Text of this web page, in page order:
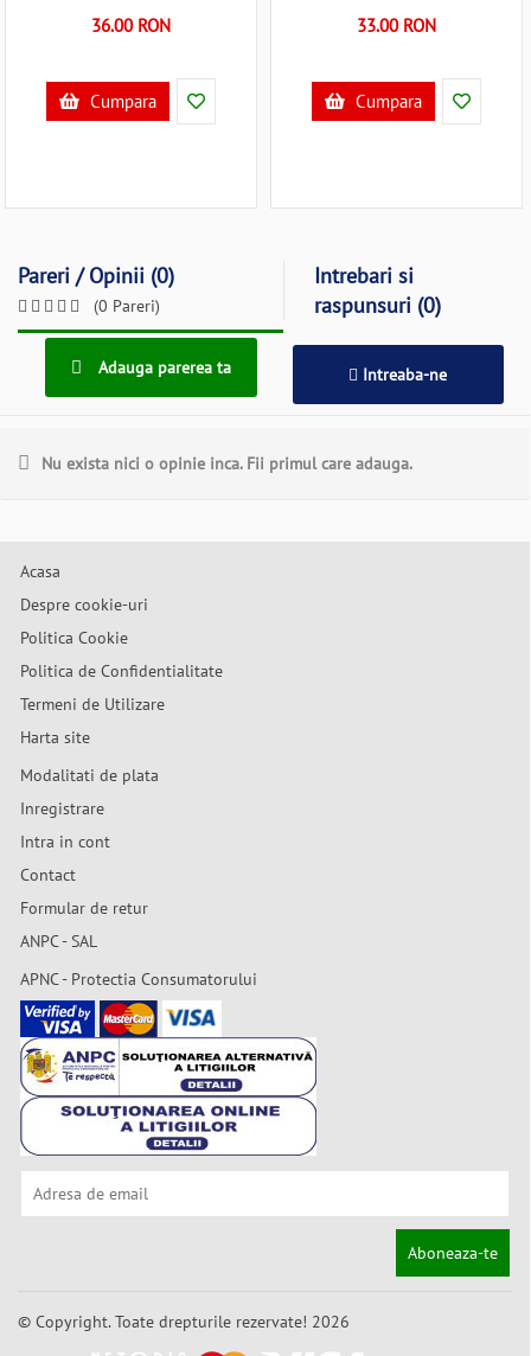
36.00 RON
Cumpara
33.00 RON
Cumpara
Pareri / Opinii (0)
(0 Pareri)
Intrebari si
raspunsuri (0)
Adauga parerea ta Intreaba-ne
Nu exista nici o opinie inca. Fii primul care adauga.
Acasa
Despre cookie-uri
Politica Cookie
Politica de Confidentialitate
Termeni de Utilizare
Harta site
Modalitati de plata
Inregistrare
Intra in cont
Contact
Formular de retur
ANPC - SAL
APNC - Protectia Consumatorului
Aboneaza-te
© Copyright. Toate drepturile rezervate! 2026